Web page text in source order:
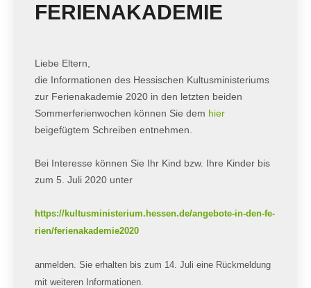
FERIENAKADEMIE
Liebe Eltern,
die Informationen des Hessischen Kultusministeriums
zur Ferienakademie 2020 in den letzten beiden
Sommerferienwochen können Sie dem hier
beigefügtem Schreiben entnehmen.
Bei Interesse können Sie Ihr Kind bzw. Ihre Kinder bis
zum 5. Juli 2020 unter
https://kultusministerium.hessen.de/angebote-in-den-fe-
rien/ferienakademie2020
anmelden. Sie erhalten bis zum 14. Juli eine Rückmeldung
mit weiteren Informationen.